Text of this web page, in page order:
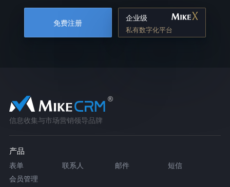
免费注册
企业级
私有数字化平台
信息收集与市场营销领导品牌
产品
表单 联系人 邮件
短信
会员管理